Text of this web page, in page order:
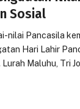
Sosial
nilai Pancasila
Hari Lahir
Maluhu, Tri